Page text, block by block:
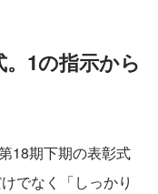
1の指示から
18期下期の表彰式
でなく「しっかり